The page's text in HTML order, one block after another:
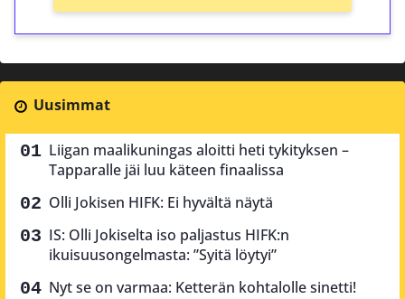
Uusimmat
Liigan maalikuningas aloitti heti tykityksen –
Tapparalle jäi luu käteen finaalissa
Olli Jokisen HIFK: Ei hyvältä näytä
IS: Olli Jokiselta iso paljastus HIFK:n
ikuisuusongelmasta: ”Syitä löytyi”
Nyt se on varmaa: Ketterän kohtalolle sinetti!